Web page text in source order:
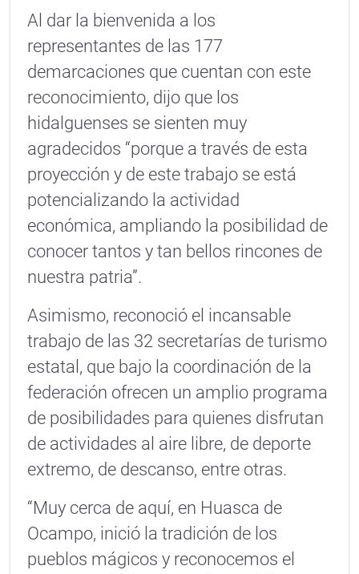
Al dar la bienvenida a los
representantes de las 177
demarcaciones que cuentan con este
reconocimiento, dijo que los
hidalguenses se sienten muy
agradecidos “porque a través de esta
proyección y de este trabajo se está
potencializando la actividad
económica, ampliando la posibilidad de
conocer tantos y tan bellos rincones de
nuestra patria”.
Asimismo, reconoció el incansable
trabajo de las 32 secretarías de turismo
estatal, que bajo la coordinación de la
federación ofrecen un amplio programa
de posibilidades para quienes disfrutan
de actividades al aire libre, de deporte
extremo, de descanso, entre otras.
“Muy cerca de aquí, en Huasca de
Ocampo, inició la tradición de los
pueblos mágicos y reconocemos el